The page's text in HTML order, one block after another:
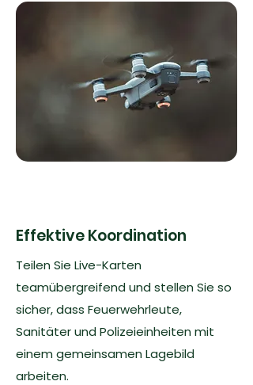
Effektive Koordination
Teilen Sie Live-Karten
teamübergreifend und stellen Sie so
sicher, dass Feuerwehrleute,
Sanitäter und Polizeieinheiten mit
einem gemeinsamen Lagebild
arbeiten.